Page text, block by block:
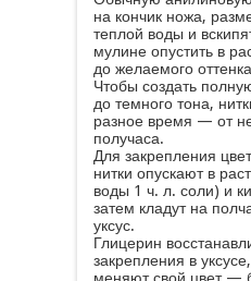
на кончик ножа,
теплой воды и
мулине опустить в
до желаемого
Чтобы создать
до темного тона,
разное время — от
получаса.
Для закрепления
нитки опускают в
воды 1 ч. л. соли) и
затем кладут на
уксус.
Глицерин
закрепления в